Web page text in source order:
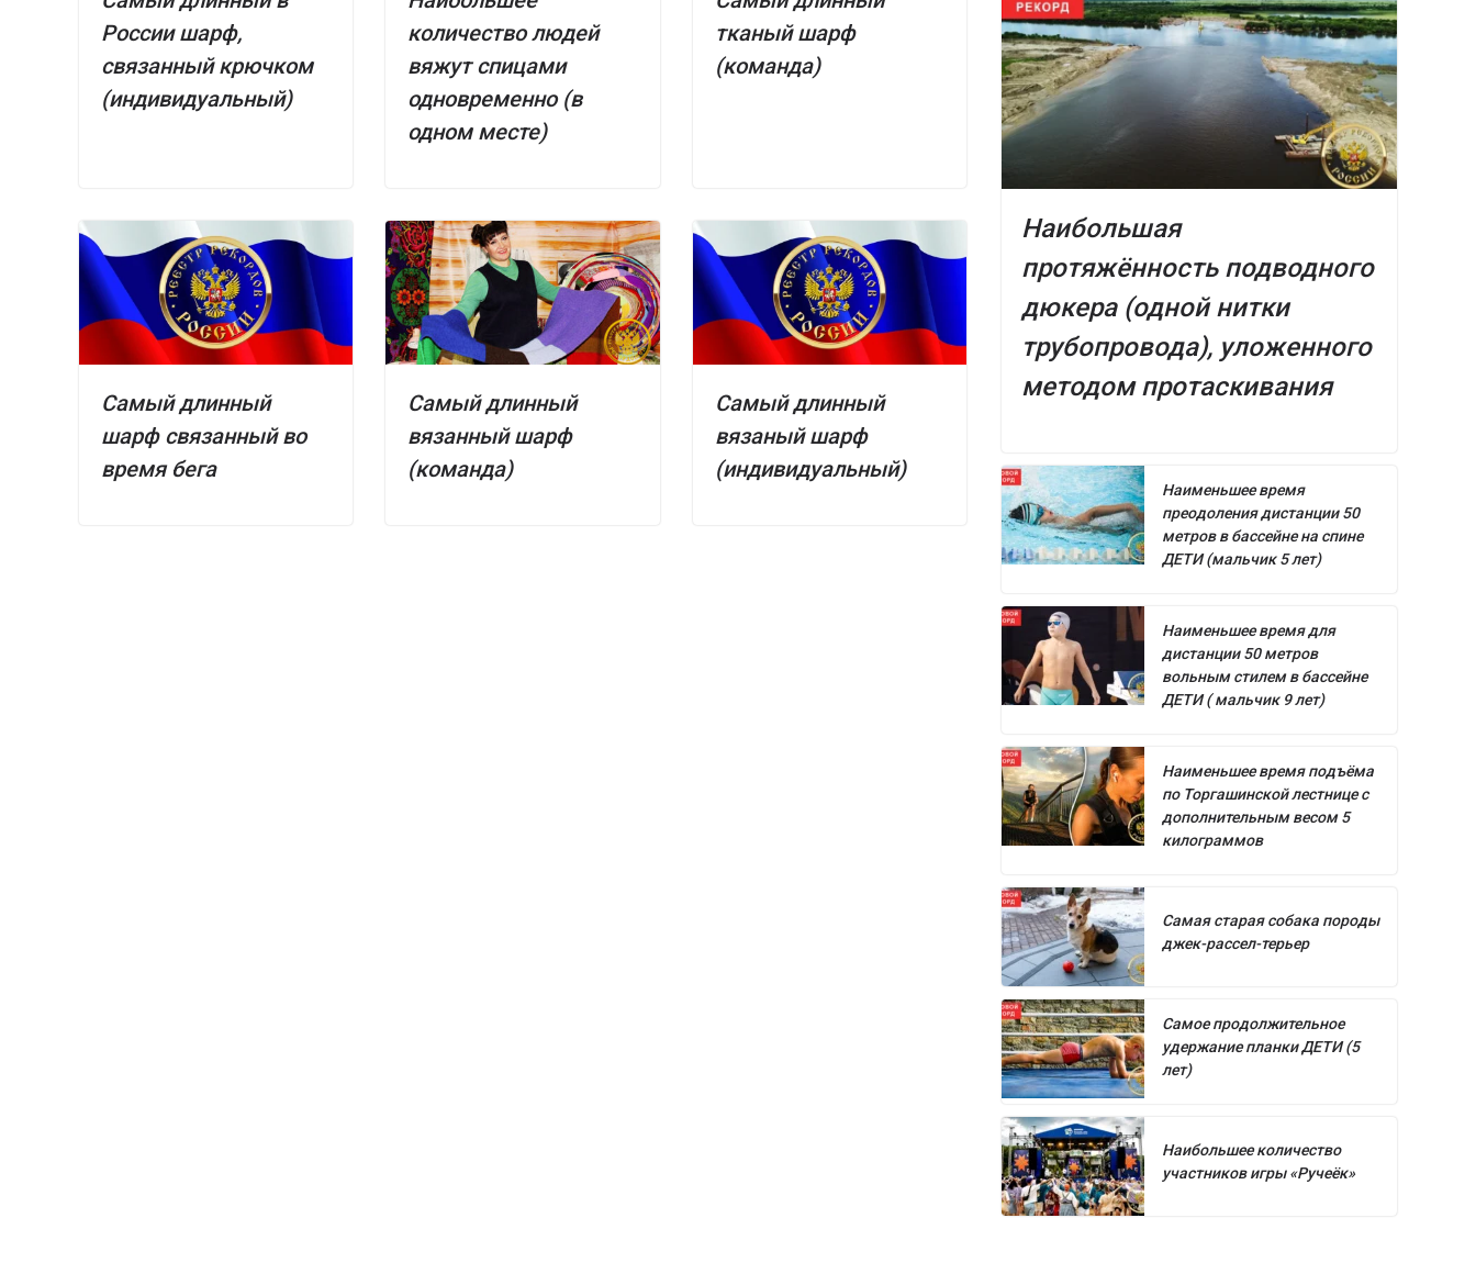
Фото- или видеодоказательства:
России шарф,
связанный крючком
(индивидуальный)
количество людей
вяжут спицами
одновременно (в
одном месте)
тканый шарф
(команда)
Самый длинный
шарф связанный во
время бега
Самый длинный
вязанный шарф
(команда)
Самый длинный
вязаный шарф
(индивидуальный)
Наибольшая
протяжённость подводного
дюкера (одной нитки
трубопровода), уложенного
методом протаскивания
Наименьшее время
преодоления дистанции 50
метров в бассейне на спине
ДЕТИ (мальчик 5 лет)
Наименьшее время для
дистанции 50 метров
вольным стилем в бассейне
ДЕТИ ( мальчик 9 лет)
Наименьшее время подъёма
по Торгашинской лестнице с
дополнительным весом 5
килограммов
Самая старая собака породы
джек-рассел-терьер
Самое продолжительное
удержание планки ДЕТИ (5
лет)
Наибольшее количество
участников игры «Ручеёк»